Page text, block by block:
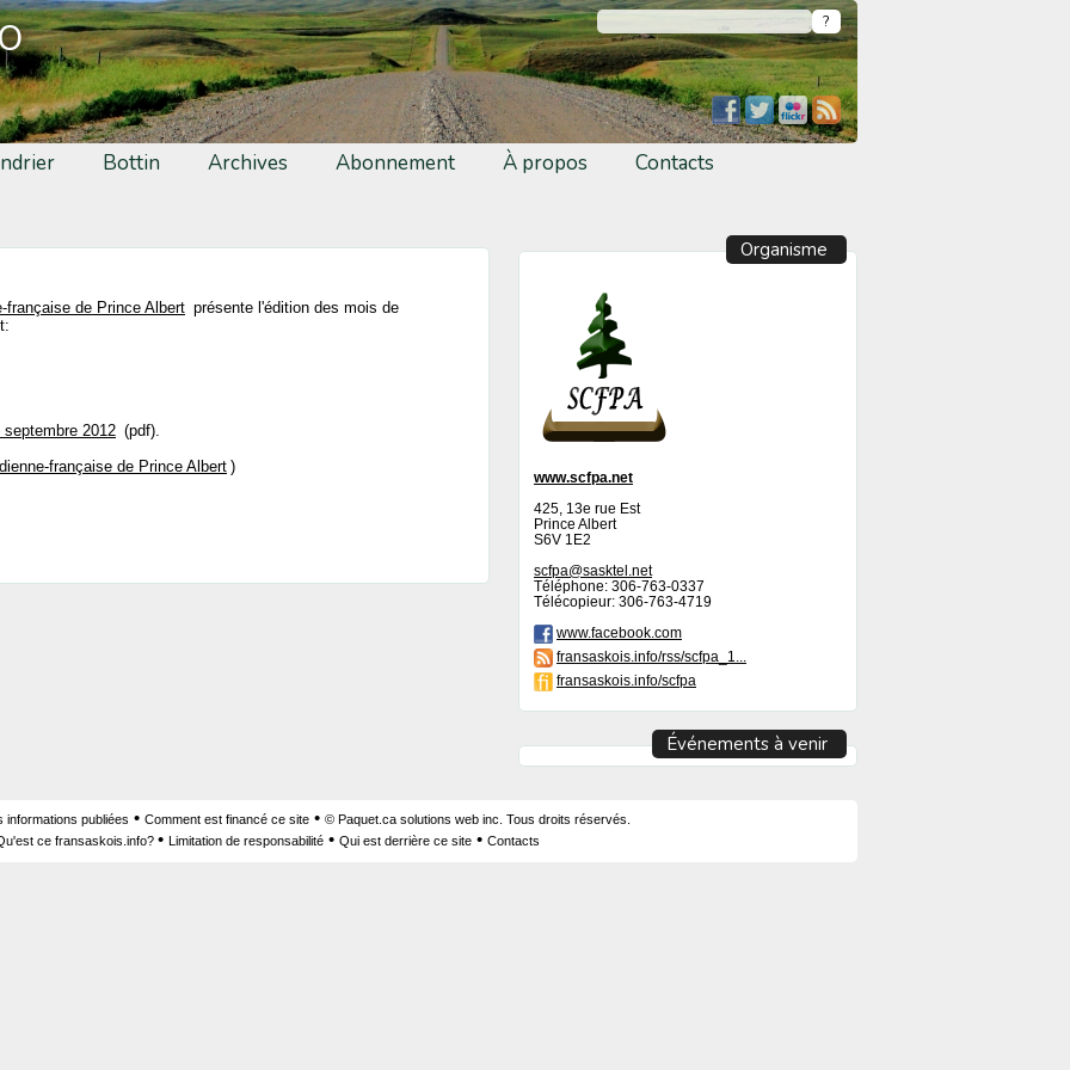
Bottin Archives Abonnement À propos Contacts
française de Prince Albert présente l'édition des mois de
2012 (pdf).
française de Prince Albert )
Organisme
www.scfpa.net
425, 13e rue Est
Prince Albert
S6V 1E2
scfpa@sasktel.net
Téléphone: 306-763-0337
Télécopieur: 306-763-4719
www.facebook.com
fransaskois.info/rss/scfpa_1...
fransaskois.info/scfpa
Événements à venir
informations publiées • Comment est financé ce site • © Paquet.ca solutions web inc. Tous droits réservés.
ce fransaskois.info? • Limitation de responsabilité • Qui est derrière ce site • Contacts